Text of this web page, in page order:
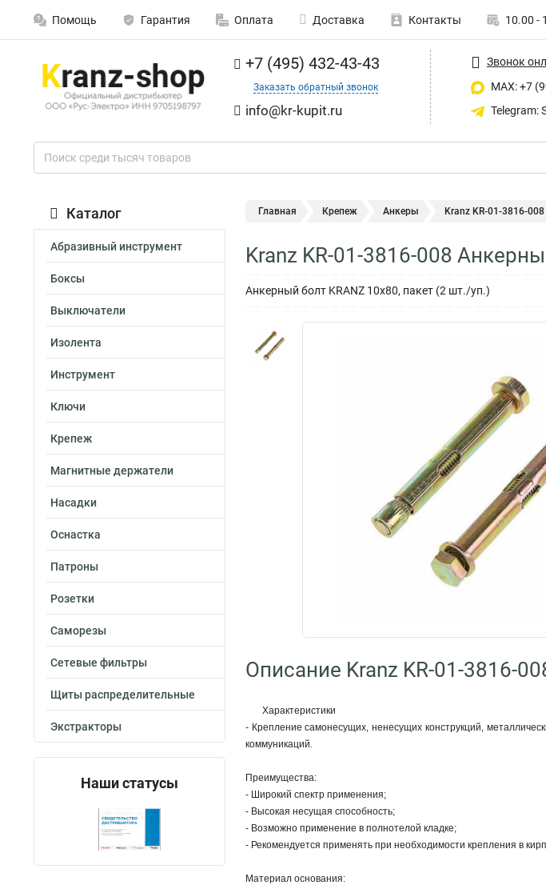
Помощь Гарантия Оплата Доставка Контакты 10.00 -
+7 (495) 432-43-43
Заказать обратный звонок
info@kr-kupit.ru
Звонок
MAX: +7
Telegram:
Каталог
Абразивный инструмент
Боксы
Выключатели
Изолента
Инструмент
Ключи
Крепеж
Магнитные держатели
Насадки
Оснастка
Патроны
Розетки
Саморезы
Сетевые фильтры
Щиты распределительные
Экстракторы
Наши статусы
Главная Крепеж Анкеры Kranz KR-01-3816-
Kranz KR-01-3816-008
Анкерный болт KRANZ 10х80, пакет (2 шт./уп.)
Описание Kranz KR-01-3816-
Характеристики
- Крепление самонесущих, ненесущих конструкций,
коммуникаций.
Преимущества:
- Широкий спектр применения;
- Высокая несущая способность;
- Возможно применение в полнотелой кладке;
- Рекомендуется применять при необходимости крепления в
Материал основания: